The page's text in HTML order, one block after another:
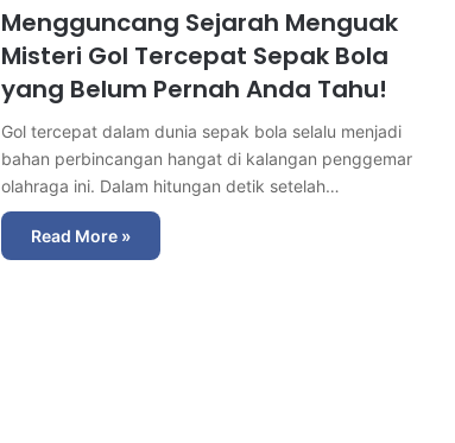
Mengguncang Sejarah Menguak
Misteri Gol Tercepat Sepak Bola
yang Belum Pernah Anda Tahu!
Gol tercepat dalam dunia sepak bola selalu menjadi
bahan perbincangan hangat di kalangan penggemar
olahraga ini. Dalam hitungan detik setelah…
Read More »